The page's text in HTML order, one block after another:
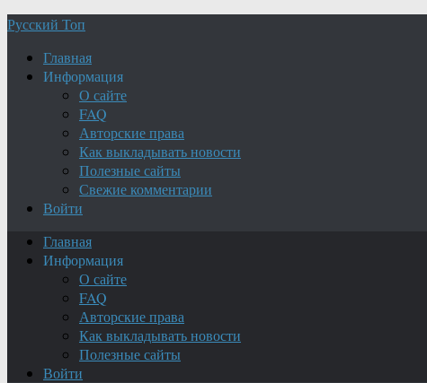
Русский Топ
Главная
Информация
О сайте
FAQ
Авторские права
Как выкладывать новости
Полезные сайты
Свежие комментарии
Войти
Главная
Информация
О сайте
FAQ
Авторские права
Как выкладывать новости
Полезные сайты
Войти